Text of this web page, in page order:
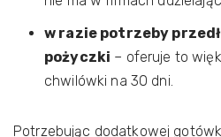
w razie potrzeby
pożyczki – oferuje to
chwilówki na 30 dni.
Potrzebując dodatkowej